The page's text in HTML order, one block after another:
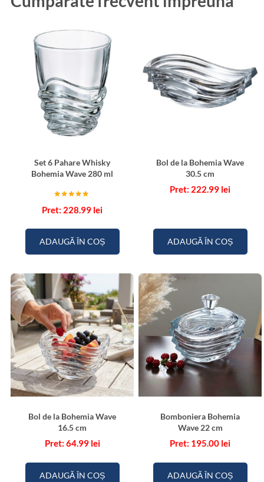
Set 6 Pahare Whisky
Bohemia Wave 280 ml
5.00
228.99 lei
ADAUGĂ ÎN COȘ
Bol de la Bohemia Wave
30.5 cm
222.99 lei
ADAUGĂ ÎN COȘ
Bol de la Bohemia Wave
16.5 cm
64.99 lei
ADAUGĂ ÎN COȘ
Bomboniera Bohemia
Wave 22 cm
195.00 lei
ADAUGĂ ÎN COȘ